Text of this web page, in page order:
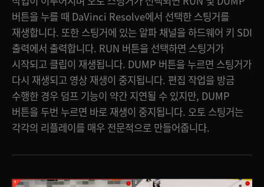
버튼을 누를 때 DaVinci Resolve에서 선택한 스팅거를
재생합니다. 또한 스팅거에 있는 알파 채널을 하드웨어 키 SDI
출력에서 출력합니다. RUN 버튼을 선택하면 스팅거가
시작되고 클립이 재생됩니다. DUMP 버튼을 누르면 스팅거가
다시 재생되고 영상 재생이 중지됩니다. 편집 작업을 방금
수행한 경우 덤프 기능이 약간 지연될 수 있지만, DUMP
버튼을 두번 누르면 바로 재생이 중지됩니다. 오토 스팅거는
각각의 리플레이를 매우 전문적으로 만들어줍니다.